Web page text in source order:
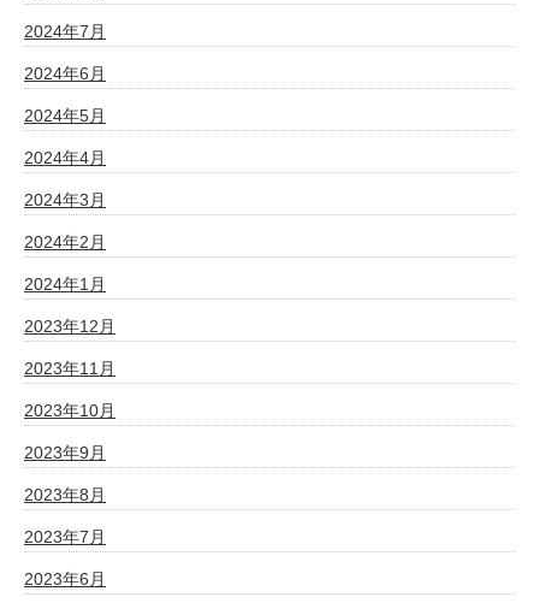
2024年7月
2024年6月
2024年5月
2024年4月
2024年3月
2024年2月
2024年1月
2023年12月
2023年11月
2023年10月
2023年9月
2023年8月
2023年7月
2023年6月